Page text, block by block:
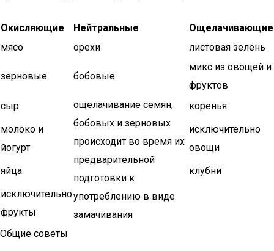
Окисляющие Нейтральные
Ощелачивающие
мясо
орехи листовая зелень
зерновые бобовые
микс из овощей и
фруктов
сыр
ощелачивание семян,
бобовых и зерновых
происходит во время их
предварительной
подготовки к
употреблению в виде
замачивания
коренья
молоко и
йогурт
исключительно
овощи
яйца
клубни
исключительно
фрукты
Общие советы